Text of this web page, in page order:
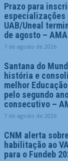
Prazo para
especializações
UAB/Uneal
de agosto – AMA
7 de agosto de 2026
Santana do
história e
melhor
pelo segundo
consecutivo –
7 de agosto de 2026
CNM alerta
habilitação ao
para o Fundeb